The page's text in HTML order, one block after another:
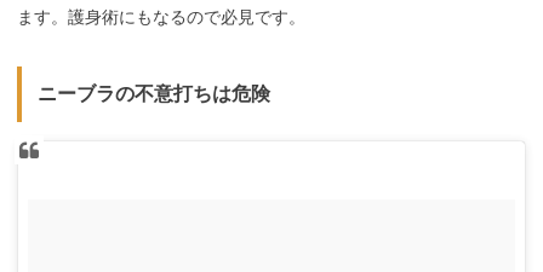
ます。護身術にもなるので必見です。
ニーブラの不意打ちは危険